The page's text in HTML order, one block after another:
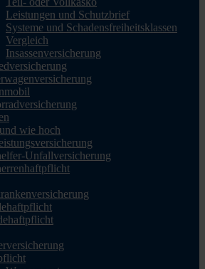
Leistungen und Schutzbrief
Systeme und Schadensfreiheitsklassen
Vergleich
Insassenversicherung
wie hoch
Unfallversicherung